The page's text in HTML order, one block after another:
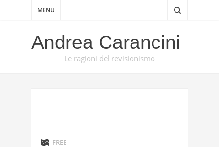
MENU
Andrea Carancini
Le ragioni del revisionismo
FREE